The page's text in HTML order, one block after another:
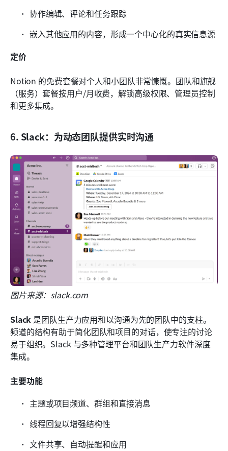
协作编辑、评论和任务跟踪
嵌入其他应用的内容，形成一个中心化的真实信息源
定价
Notion 的免费套餐对个人和小团队非常慷慨。团队和旗舰
（服务）套餐按用户/月收费，解锁高级权限、管理员控制
和更多集成。
6. Slack：为动态团队提供实时沟通
图片来源：slack.com
Slack 是团队生产力应用和以沟通为先的团队中的支柱。
频道的结构有助于简化团队和项目的对话，使专注的讨论
易于组织。Slack 与多种管理平台和团队生产力软件深度
集成。
主要功能
主题或项目频道、群组和直接消息
线程回复以增强结构性
文件共享、自动提醒和应用